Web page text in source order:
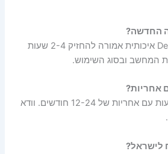
החדשה?
סוללת Dell TKV2V 48Wh איכותית אמורה להחזיק 2-4 שעות
המחשב ובסוג השימוש.
אחריות?
כן, סוללות איכותיות מגיעות עם אחריות של 12-24 חודשים. וודא
לישראל?